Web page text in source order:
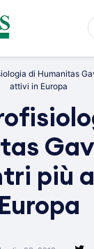
di Humanitas
attivi in Europa
più
Europa